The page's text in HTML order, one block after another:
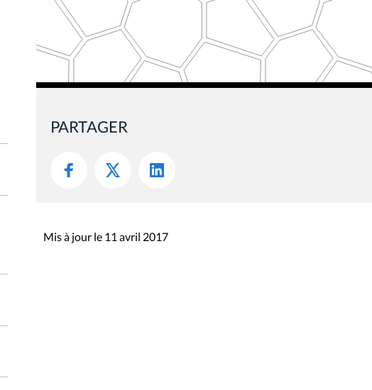
PARTAGER
Mis à jour le 11 avril 2017